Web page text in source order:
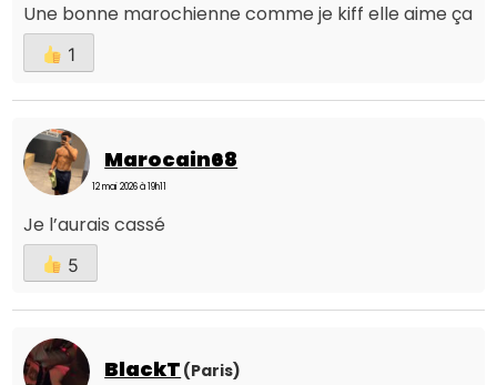
Une bonne marochienne comme je kiff elle aime ça
1
Marocain68
12 mai 2026 à 19h11
Je l’aurais cassé
5
BlackT (Paris)